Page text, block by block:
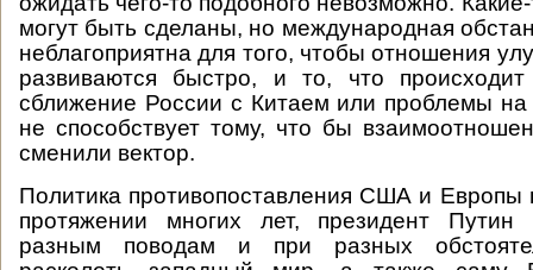
могут быть сделаны, но международная
неблагоприятна для того, чтобы отношения
развиваются быстро, и то, что
сближение России с Китаем или проблемы
не способствует тому, что бы
сменили вектор.
Политика противопоставления США и Европы
протяжении многих лет, президент Путин
разным поводам и при разных